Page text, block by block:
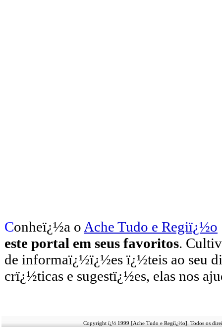
Conheï¿½a o Ache Tudo e Regiï¿½o
este portal em seus favoritos.
de informaï¿½ï¿½es ï¿½teis ao seu
crï¿½ticas e sugestï¿½es, elas nos
Copyright ï¿½ 1999 [Ache Tudo e Regiï¿½o]. Todos os